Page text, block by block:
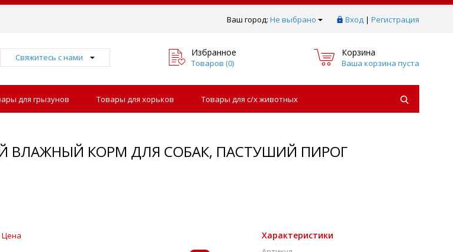
Ваш город: Не выбрано Вход | Регистрация
Свяжитесь с нами Избранное
Товаров (0)
Корзина
Ваша корзина пуста
для грызунов Товары для хорьков Товары для с/х животных
ВЛАЖНЫЙ КОРМ ДЛЯ СОБАК, ПАСТУШИЙ ПИРОГ
Цена Характеристики